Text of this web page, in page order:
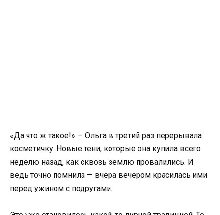
«Да что ж такое!» — Ольга в третий раз перерывала
косметичку. Новые тени, которые она купила всего
неделю назад, как сквозь землю провалились. И
ведь точно помнила — вчера вечером красилась ими
перед ужином с подругами.